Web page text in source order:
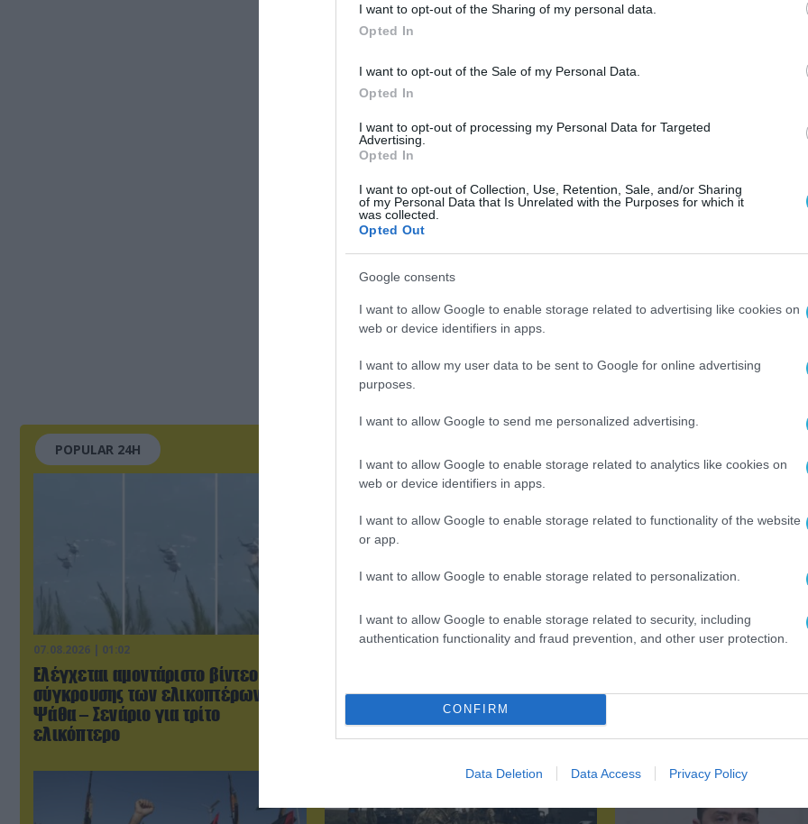
I want to opt-out of the Sharing of my personal data.
Opted In
I want to opt-out of the Sale of my Personal Data.
Opted In
I want to opt-out of processing my Personal Data for Targeted
Advertising.
Opted In
I want to opt-out of Collection, Use, Retention, Sale, and/or Sharing
of my Personal Data that Is Unrelated with the Purposes for which it
was collected.
Opted Out
Google consents
I want to allow Google to enable storage related to advertising like cookies on
web or device identifiers in apps.
I want to allow my user data to be sent to Google for online advertising
purposes.
I want to allow Google to send me personalized advertising.
I want to allow Google to enable storage related to analytics like cookies on
web or device identifiers in apps.
I want to allow Google to enable storage related to functionality of the website
or app.
I want to allow Google to enable storage related to personalization.
I want to allow Google to enable storage related to security, including
authentication functionality and fraud prevention, and other user protection.
CONFIRM
Data Deletion Data Access Privacy Policy
POPULAR 24H
07.08.2026 | 01:02
Ελέγχεται αμοντάριστο βίντεο της
σύγκρουσης των ελικοπτέρων στην
Ψάθα – Σενάριο για τρίτο
ελικόπτερο
«συνεπλάκησαν» με ελληνικά
μαχητικά στο Αιγαίο
07.08.2026 | 16:02
ανεμογεννήτριας αλλά…